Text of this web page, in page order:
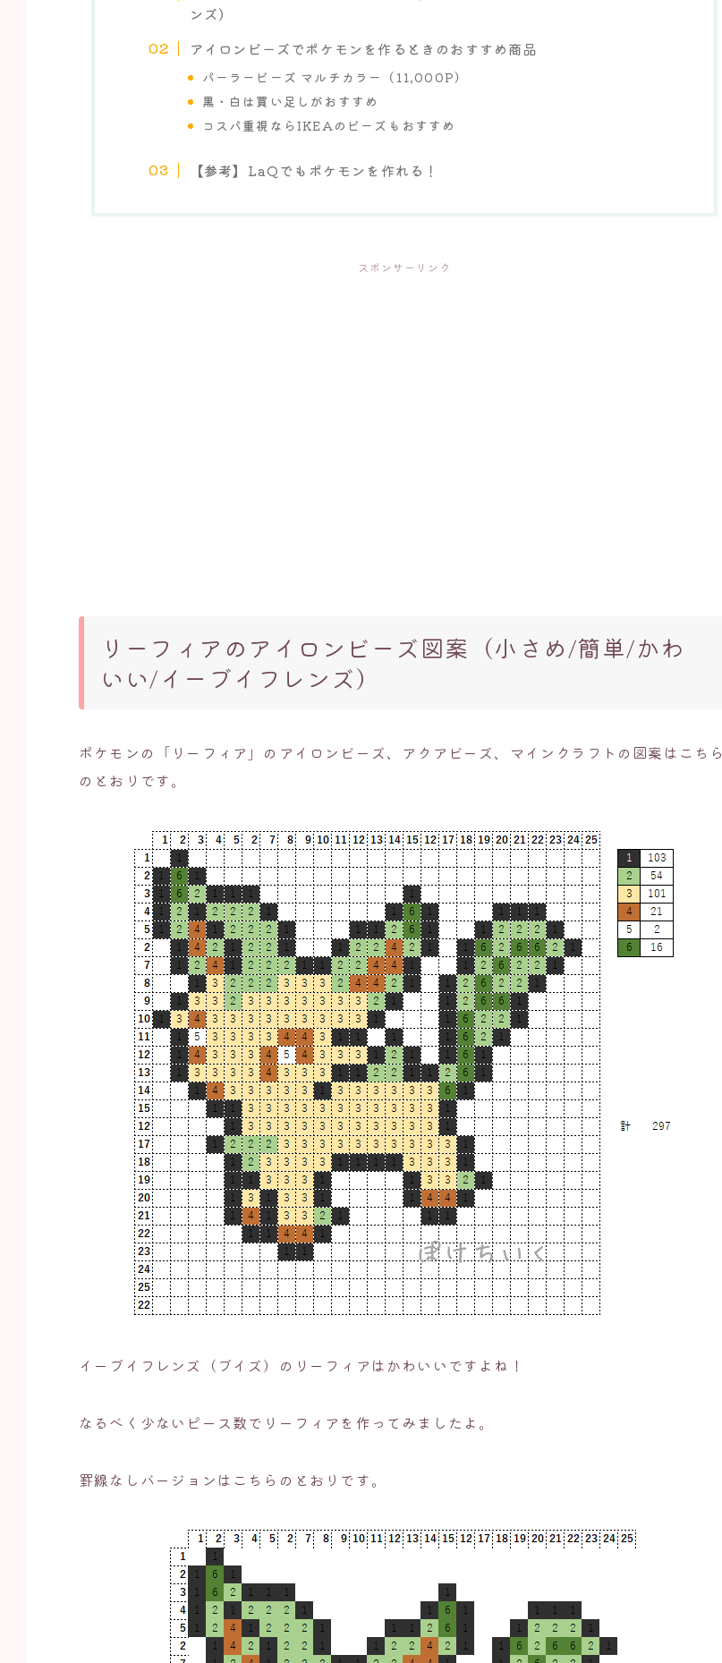
ンズ）
アイロンビーズでポケモンを作るときのおすすめ商品
パーラービーズ マルチカラー（11,000P）
黒・白は買い足しがおすすめ
コスパ重視ならIKEAのビーズもおすすめ
【参考】LaQでもポケモンを作れる！
スポンサーリンク
リーフィアのアイロンビーズ図案（小さめ/簡単/かわ
いい/イーブイフレンズ）
ポケモンの「リーフィア」のアイロンビーズ、アクアビーズ、マインクラフトの図案はこちら
のとおりです。
イーブイフレンズ（ブイズ）のリーフィアはかわいいですよね！
なるべく少ないピース数でリーフィアを作ってみましたよ。
罫線なしバージョンはこちらのとおりです。